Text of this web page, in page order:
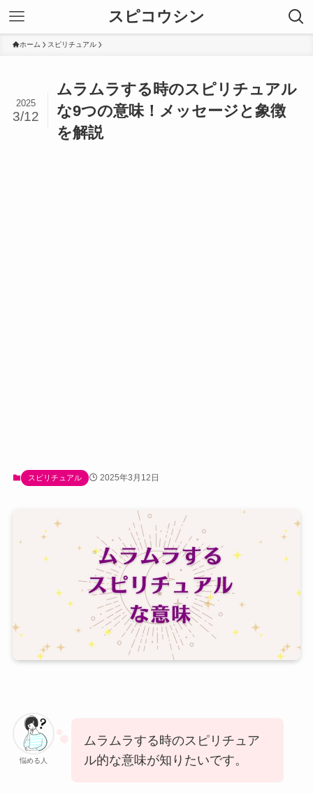
スピコウシン
ホーム スピリチュアル
ムラムラする時のスピリチュアル
な9つの意味！メッセージと象徴
を解説
2025
3/12
スピリチュアル 2025年3月12日
悩める人
ムラムラする時のスピリチュア
ル的な意味が知りたいです。